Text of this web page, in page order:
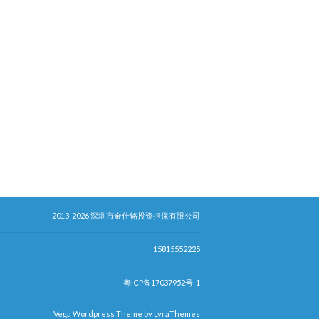
2013-2026 深圳市金仕铭投资担保有限公司
15815552225
粤ICP备17037952号-1
Vega Wordpress Theme by LyraThemes